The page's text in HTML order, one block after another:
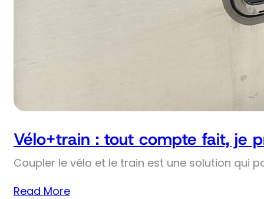
Vélo+train : tout compte fait, je
Coupler le vélo et le train est une solution qui
Read More